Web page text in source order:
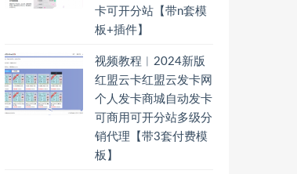
卡可开分站【带n套模
板+插件】
视频教程︱2024新版
红盟云卡红盟云发卡网
个人发卡商城自动发卡
可商用可开分站多级分
销代理【带3套付费模
板】